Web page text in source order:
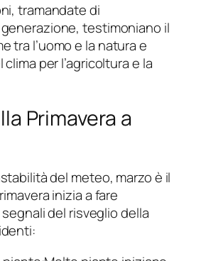
tramandate di
testimoniano il
tra l’uomo e la natura e
clima per l’agricoltura e la
Primavera a
del meteo, marzo è il
inizia a fare
del risveglio della